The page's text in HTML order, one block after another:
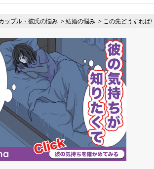
ップル・彼氏の悩み 結婚の悩み この先どうすれば